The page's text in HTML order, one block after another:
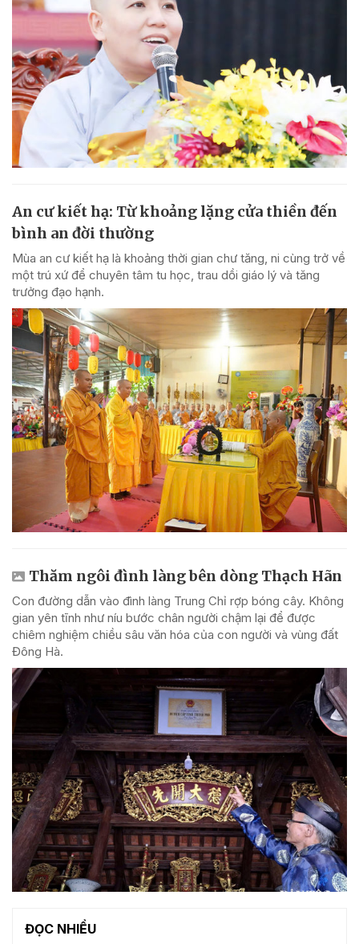
An cư kiết hạ: Từ khoảng lặng cửa thiền đến
bình an đời thường
Mùa an cư kiết hạ là khoảng thời gian chư tăng, ni cùng trở về
một trú xứ để chuyên tâm tu học, trau dồi giáo lý và tăng
trưởng đạo hạnh.
Thăm ngôi đình làng bên dòng Thạch Hãn
Con đường dẫn vào đình làng Trung Chỉ rợp bóng cây. Không
gian yên tĩnh như níu bước chân người chậm lại để được
chiêm nghiệm chiều sâu văn hóa của con người và vùng đất
Đông Hà.
ĐỌC NHIỀU